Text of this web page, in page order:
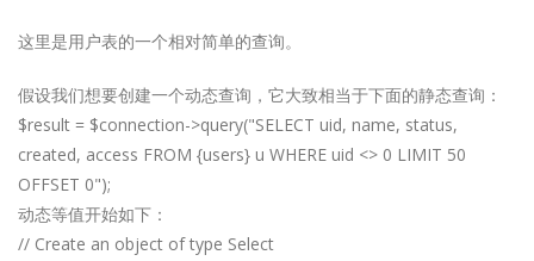
这里是用户表的一个相对简单的查询。
假设我们想要创建一个动态查询，它大致相当于下面的静态查询：
$result = $connection->query("SELECT uid, name, status,
created, access FROM {users} u WHERE uid <> 0 LIMIT 50
OFFSET 0");
动态等值开始如下：
// Create an object of type Select